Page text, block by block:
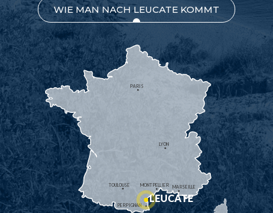
WIE MAN NACH LEUCATE KOMMT
MONTPELLIER
PERPIGNAN
MARSEILLE
TOULOUSE
LYON
PARIS
LEUCATE